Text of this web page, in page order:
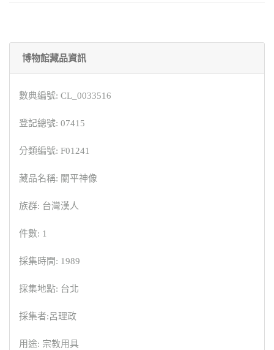
博物館藏品資訊
數典編號: CL_0033516
登記總號: 07415
分類編號: F01241
藏品名稱: 關平神像
族群: 台灣漢人
件數: 1
採集時間: 1989
採集地點: 台北
採集者:呂理政
用途: 宗教用具